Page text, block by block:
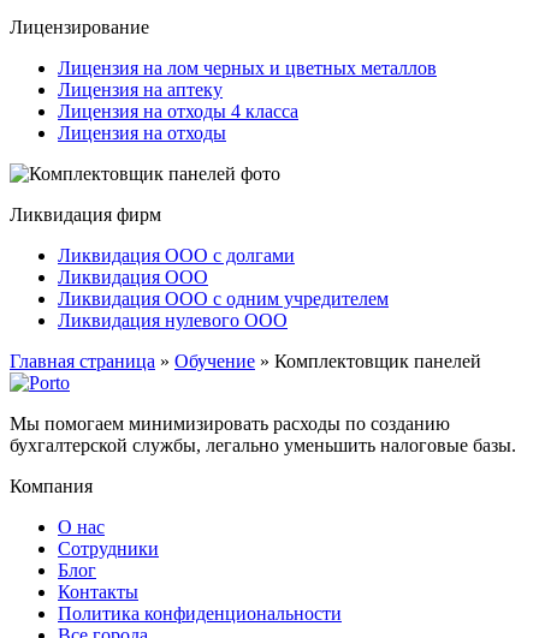
Лицензирование
Лицензия на лом черных и цветных металлов
Лицензия на аптеку
Лицензия на отходы 4 класса
Лицензия на отходы
Ликвидация фирм
Ликвидация ООО с долгами
Ликвидация ООО
Ликвидация ООО с одним учредителем
Ликвидация нулевого ООО
Главная страница » Обучение » Комплектовщик панелей
Мы помогаем минимизировать расходы по созданию
бухгалтерской службы, легально уменьшить налоговые базы.
Компания
О нас
Сотрудники
Блог
Контакты
Политика конфиденциональности